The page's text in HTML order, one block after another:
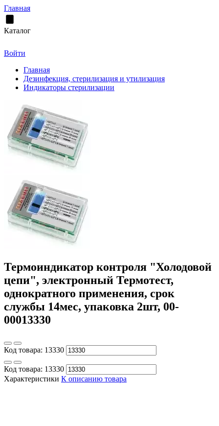
Главная
Каталог
Войти
Главная
Дезинфекция, стерилизация и утилизация
Индикаторы стерилизации
Термоиндикатор контроля "Холодовой
цепи", электронный Термотест,
однократного применения, срок
службы 14мес, упаковка 2шт, 00-
00013330
Код товара: 13330
Код товара: 13330
Характеристики К описанию товара